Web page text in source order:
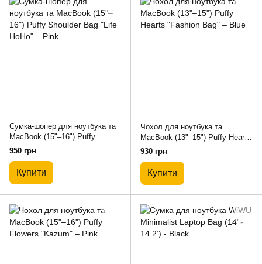
Сумка-шопер для ноутбука та
MacBook (15"–16") Puffy
Shoulder Bag "Life HoHo" – Pink
950 грн
Купити
Чохол для ноутбука та
MacBook (13"–15") Puffy Hearts
"Fashion Bag" – Blue
930 грн
Купити